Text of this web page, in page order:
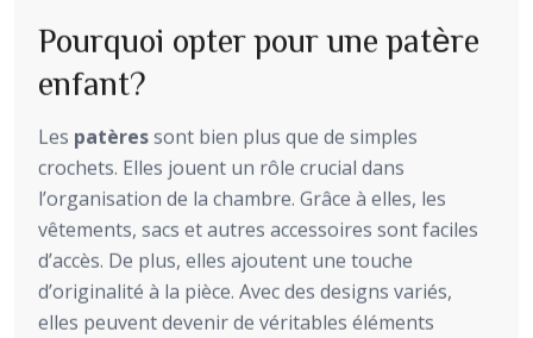
Pourquoi opter pour une patère
enfant?
Les patèressont bien plus que de simples
crochets. Elles jouent un rôle crucial dans
l’organisation de la chambre. Grâce à elles, les
vêtements, sacs et autres accessoires sont faciles
d’accès. De plus, elles ajoutent une touche
d’originalité à la pièce. Avec des designs variés,
elles peuvent devenir de véritables éléments